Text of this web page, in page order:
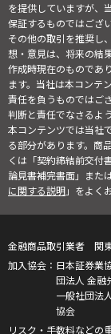
を提供していますが、
保証するものではござ
その他の取引を推奨し
想・意見は、将来の結
作成時現在のものであ
ます。当社は本コンテ
責任を負うものではご
判断と責任でなさるよ
本コンテンツでは当社
る部分があります。商
くは「契約締結前交付
論見書補完書面」また
に関する説明」をよく
金融商品取引業者 関
日本証券業
団法人 金融
一般社団法
協会
リスク・手数料などの